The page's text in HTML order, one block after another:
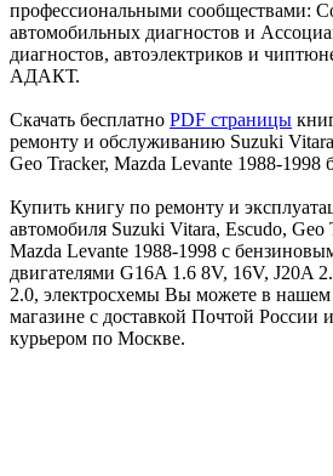
профессиональными сообществами:
автомобильных диагностов и
диагностов, автоэлектриков и
АДАКТ.
Скачать бесплатно PDF страницы
ремонту и обслуживанию Suzuki
Geo Tracker, Mazda Levante 1988-1998
Купить книгу по ремонту и
автомобиля Suzuki Vitara, Escudo, Geo
Mazda Levante 1988-1998 с
двигателями G16A 1.6 8V, 16V, J20A
2.0, электросхемы Вы можете в нашем
магазине с доставкой Почтой России
курьером по Москве.